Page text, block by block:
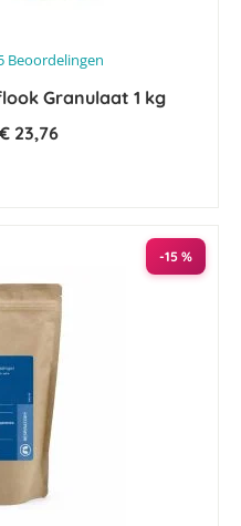
Beoordelingen
Granulaat 1 kg
€ 23,76
-15 %